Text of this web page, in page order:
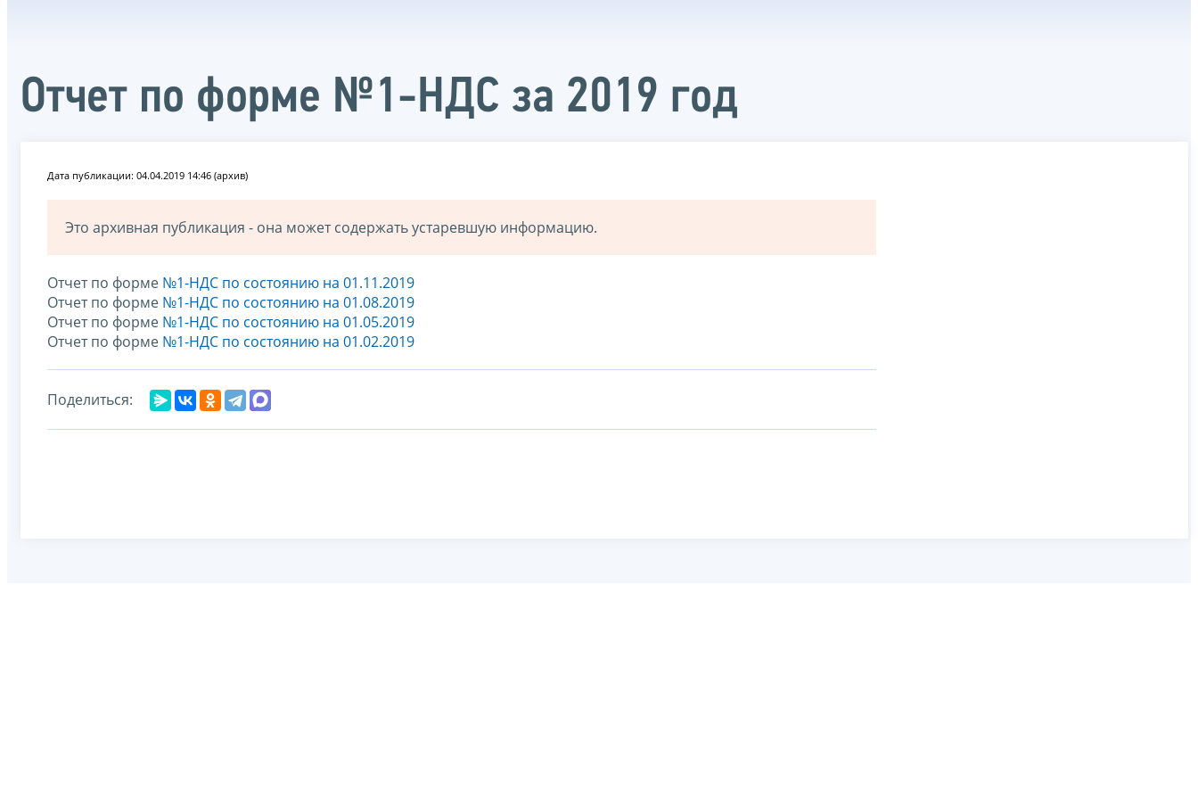
Отчет по форме №1-НДС за 2019 год
Дата публикации: 04.04.2019 14:46 (архив)
Это архивная публикация - она может содержать устаревшую информацию.
Отчет по форме №1-НДС по состоянию на 01.11.2019
Отчет по форме №1-НДС по состоянию на 01.08.2019
Отчет по форме №1-НДС по состоянию на 01.05.2019
Отчет по форме №1-НДС по состоянию на 01.02.2019
Поделиться: